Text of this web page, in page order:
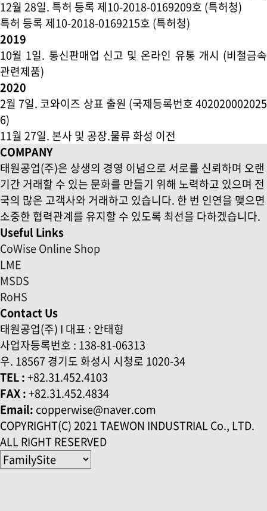
12월 28일. 특허 등록 제10-2018-0169209호 (특허청)
특허 등록 제10-2018-0169215호 (특허청)
2019
10월 1일. 통신판매업 신고 및 온라인 유통 개시 (비철금속
관련제품)
2020
2월 7일. 코와이즈 상표 출원 (국제등록번호 402020002025
6)
11월 27일. 본사 및 공장.물류 화성 이전
COMPANY
태원공업(주)은 상생의 경영 이념으로 서로를 신뢰하며 오랜
기간 거래할 수 있는 문화를 만들기 위해 노력하고 있으며 전
국의 많은 고객사와 거래하고 있습니다. 한 번 인연을 맺으면
소중한 협력관계를 유지할 수 있도록 최선을 다하겠습니다.
Useful Links
CoWise Online Shop
LME
MSDS
RoHS
Contact Us
태원공업(주) I 대표 : 안태형
사업자등록번호 : 138-81-06313
우. 18567 경기도 화성시 시청로 1020-34
TEL :+82.31.452.4103
FAX :+82.31.452.4834
Email: copperwise@naver.com
COPYRIGHT(C) 2021 TAEWON INDUSTRIAL Co., LTD.
ALL RIGHT RESERVED